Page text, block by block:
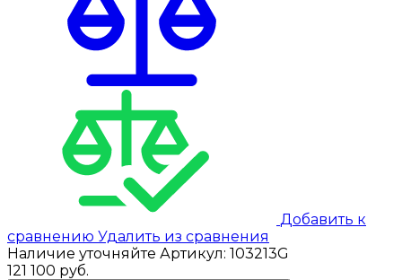
Добавить к
сравнению Удалить из сравнения
Наличие уточняйте Артикул: 103213G
121 100 руб.